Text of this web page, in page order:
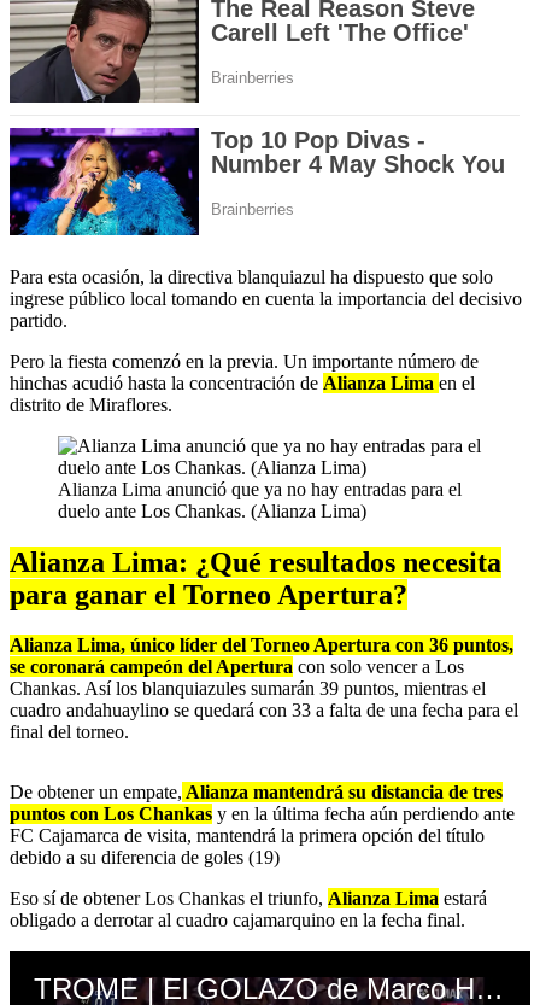
Para esta ocasión, la directiva blanquiazul ha dispuesto que solo
ingrese público local tomando en cuenta la importancia del decisivo
partido.
Pero la fiesta comenzó en la previa. Un importante número de
hinchas acudió hasta la concentración de Alianza Lima en el
distrito de Miraflores.
Alianza Lima anunció que ya no hay entradas para el
duelo ante Los Chankas. (Alianza Lima)
Alianza Lima: ¿Qué resultados necesita
para ganar el Torneo Apertura?
Alianza Lima, único líder del Torneo Apertura con 36 puntos,
se coronará campeón del Apertura con solo vencer a Los
Chankas. Así los blanquiazules sumarán 39 puntos, mientras el
cuadro andahuaylino se quedará con 33 a falta de una fecha para el
final del torneo.
De obtener un empate, Alianza mantendrá su distancia de tres
puntos con Los Chankas y en la última fecha aún perdiendo ante
FC Cajamarca de visita, mantendrá la primera opción del título
debido a su diferencia de goles (19)
Eso sí de obtener Los Chankas el triunfo, Alianza Lima estará
obligado a derrotar al cuadro cajamarquino en la fecha final.
TROME | El GOLAZO de Marco Huamán para abrir el marcador con Alianza Lima ante Cienciano L1 MAX)